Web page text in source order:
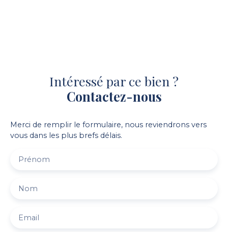
Intéressé par ce bien ?
Contactez-nous
Merci de remplir le formulaire, nous reviendrons vers
vous dans les plus brefs délais.
Prénom
Nom
Email